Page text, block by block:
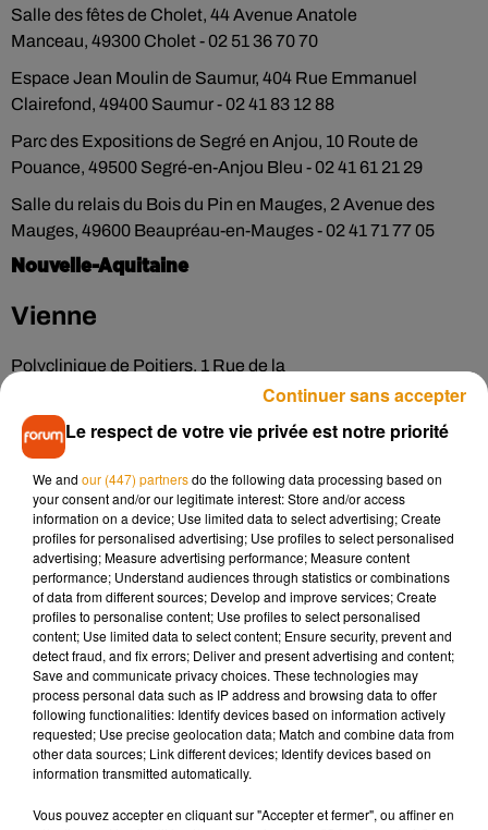
Salle des fêtes de Cholet, 44 Avenue Anatole
Manceau, 49300 Cholet - 02 51 36 70 70
Espace Jean Moulin de Saumur, 404 Rue Emmanuel
Clairefond, 49400 Saumur - 02 41 83 12 88
Parc des Expositions de Segré en Anjou, 10 Route de
Pouance, 49500 Segré-en-Anjou Bleu - 02 41 61 21 29
Salle du relais du Bois du Pin en Mauges, 2 Avenue des
Mauges, 49600 Beaupréau-en-Mauges - 02 41 71 77 05
Nouvelle-Aquitaine
Vienne
Polyclinique de Poitiers, 1 Rue de la
Providence, 86000 Poitiers - 05 49 61 70 69
Hôpital de Poitiers, 2 Rue de la Milètrie, 86000 Poitiers
Montagnier, 86100 Châtellerault - 05 16 60 40 64
Deux-Sèvres
Centre d'Examens de Santé de la CPAM des Deux-Sèvres, 1
Rue de l'Angélique, 79000 Bessines - 05 49 77 30 12
Hôpital de Niort, 40 Avenue Charles de
Gaulle, 79000 Niort - 05 49 78 20 10
Polyclinique Inkermann à Niort, 84 Route
d'Aiffres, 79000 Niort - 06 27 62 04 75
Le Grand feu, 74 Rue de la Verrerie, 79000 Niort - 05 49 32 39
Le respect de votre vie privée est notre priorité
We and our (447) partnersdo the following data processing based on
your consent and/or our legitimate interest: Store and/or access
information on a device; Use limited data to select advertising; Create
profiles for personalised advertising; Use profiles to select personalised
advertising; Measure advertising performance; Measure content
performance; Understand audiences through statistics or combinations
of data from different sources; Develop and improve services; Create
profiles to personalise content; Use profiles to select personalised
content; Use limited data to select content; Ensure security, prevent and
detect fraud, and fix errors; Deliver and present advertising and content;
Save and communicate privacy choices. These technologies may
process personal data such as IP address and browsing data to offer
following functionalities: Identify devices based on information actively
requested; Use precise geolocation data; Match and combine data from
other data sources; Link different devices; Identify devices based on
information transmitted automatically.
Vous pouvez accepter en cliquant sur "Accepter et fermer", ou affiner en
Continuer sans accepter